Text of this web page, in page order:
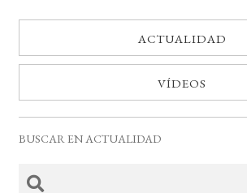
ACTUALIDAD
VÍDEOS
BUSCAR EN ACTUALIDAD